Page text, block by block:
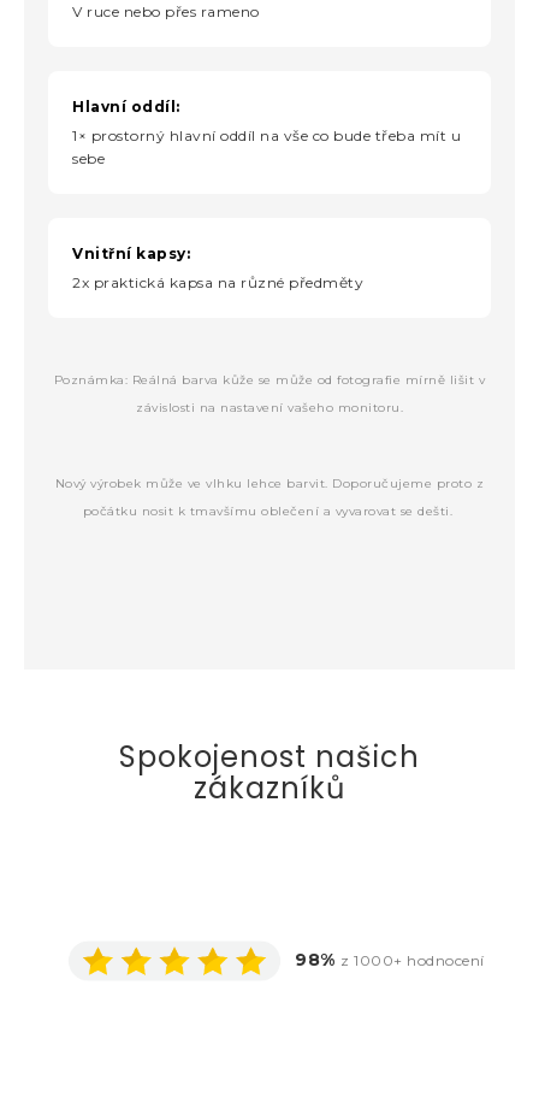
V ruce nebo přes rameno
Hlavní oddíl:
1× prostorný hlavní oddíl na vše co bude třeba mít u
sebe
Vnitřní kapsy:
2x praktická kapsa na různé předměty
Poznámka: Reálná barva kůže se může od fotografie mírně lišit v
závislosti na nastavení vašeho monitoru.
Nový výrobek může ve vlhku lehce barvit. Doporučujeme proto z
počátku nosit k tmavšímu oblečení a vyvarovat se dešti.
Spokojenost našich
zákazníků
98% z 1000+ hodnocení